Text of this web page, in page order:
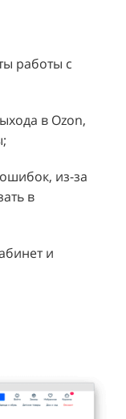
работы с
в Ozon,
из-за
в
и